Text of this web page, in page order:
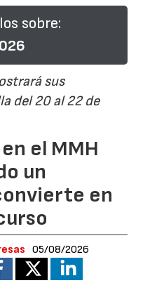
sobre:
sus
del 20 al 22 de
el MMH
un
en
05/08/2026